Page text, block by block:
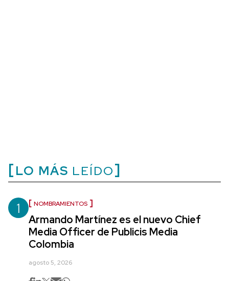
LO MÁS LEÍDO
1 NOMBRAMIENTOS
Armando Martínez es el nuevo Chief
Media Officer de Publicis Media
Colombia
agosto 5, 2026